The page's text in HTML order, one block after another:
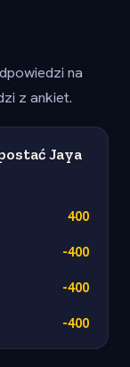
na
z ankiet.
Jaya
400
-400
-400
-400